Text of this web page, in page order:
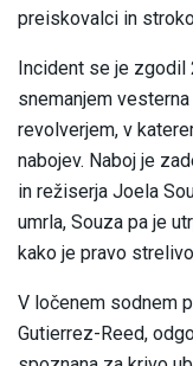
preiskovalci in
Incident se je zgodil
snemanjem
revolverjem, v
nabojev. Naboj je
in režiserja Joela
umrla, Souza pa je
kako je pravo
V ločenem sodnem
Gutierrez-Reed,